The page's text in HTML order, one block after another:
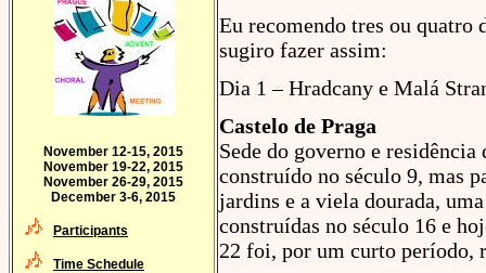
November 12-15, 2015
November 19-22, 2015
November 26-29, 2015
December 3-6, 2015
Participants
Time Schedule
Eu recomendo tres ou quatro
sugiro fazer assim:
Dia 1 – Hradcany e Malá
Castelo de Praga
Sede do governo e
construído no século 9, mas
jardins e a viela dourada,
construídas no século 16 e
22 foi, por um curto período,